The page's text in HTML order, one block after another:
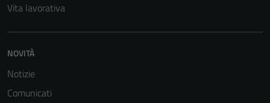
Vita lavorativa
NOVITÀ
Notizie
Comunicati